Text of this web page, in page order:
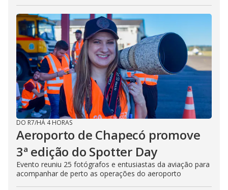
DO R7/HÁ 4 HORAS
Aeroporto de Chapecó promove
3ª edição do Spotter Day
Evento reuniu 25 fotógrafos e entusiastas da aviação para
acompanhar de perto as operações do aeroporto